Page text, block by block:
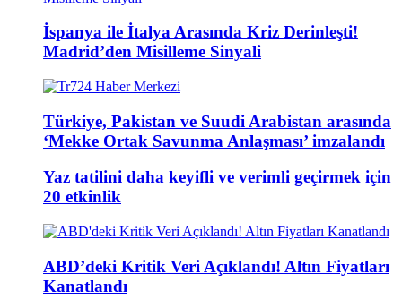
İspanya ile İtalya Arasında Kriz Derinleşti!
Madrid’den Misilleme Sinyali
Türkiye, Pakistan ve Suudi Arabistan arasında
‘Mekke Ortak Savunma Anlaşması’ imzalandı
Yaz tatilini daha keyifli ve verimli geçirmek için
20 etkinlik
ABD’deki Kritik Veri Açıklandı! Altın Fiyatları
Kanatlandı